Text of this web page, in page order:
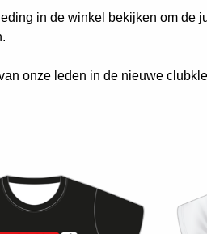
in de winkel bekijken om de
onze leden in de nieuwe